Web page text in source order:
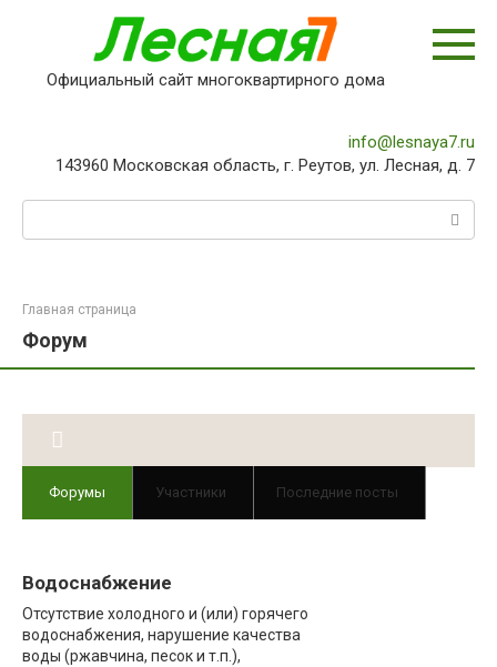
Официальный сайт многоквартирного дома
info@lesnaya7.ru
143960 Московская область, г. Реутов, ул. Лесная, д. 7
Главная страница
Форум
Форумы Участники Последние посты
Коммунальные услуги
Водоснабжение
Отсутствие холодного и (или) горячего
водоснабжения, нарушение качества
воды (ржавчина, песок и т.п.),